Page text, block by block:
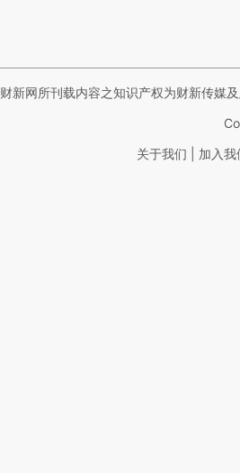
财新网所刊载内容之知识产权为财新传媒
关于我们 加入我